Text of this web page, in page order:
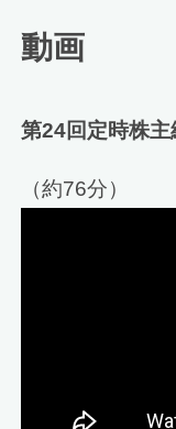
動画
第24回定時株主
（約76分）